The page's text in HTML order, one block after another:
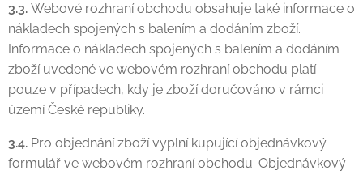
3.3. Webové rozhraní obchodu obsahuje také informace o
nákladech spojených s balením a dodáním zboží.
Informace o nákladech spojených s balením a dodáním
zboží uvedené ve webovém rozhraní obchodu platí
pouze v případech, kdy je zboží doručováno v rámci
území České republiky.
3.4. Pro objednání zboží vyplní kupující objednávkový
formulář ve webovém rozhraní obchodu. Objednávkový